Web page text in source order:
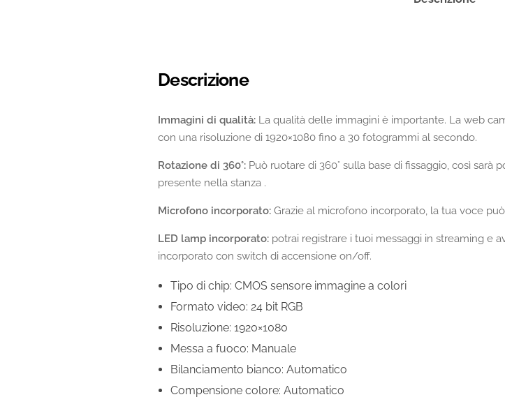
Descrizione
Immagini di qualità: La qualità delle immagini è importante. La web
con una risoluzione di 1920×1080 fino a 30 fotogrammi al secondo.
Rotazione di 360°: Può ruotare di 360° sulla base di fissaggio, così sarà
presente nella stanza .
Microfono incorporato: Grazie al microfono incorporato, la tua voce
LED lamp incorporato: potrai registrare i tuoi messaggi in streaming e
incorporato con switch di accensione on/off.
Tipo di chip: CMOS sensore immagine a colori
Formato video: 24 bit RGB
Risoluzione: 1920×1080
Messa a fuoco: Manuale
Bilanciamento bianco: Automatico
Compensione colore: Automatico